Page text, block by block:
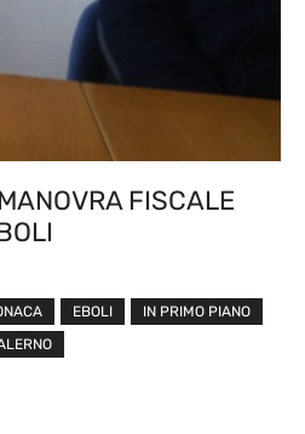
FISCALE
EBOLI
IN PRIMO PIANO